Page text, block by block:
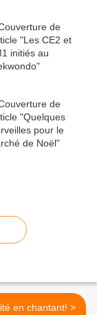
La solidarité en chantant! >